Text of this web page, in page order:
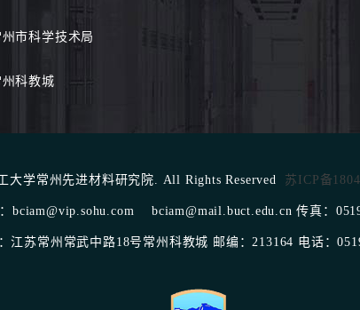
市科学技术局
州科教城
大学常州先进材料研究院. All Rights Reserved 苏ICP备
bciam@vip.sohu.com bciam@mail.buct.edu.cn 传真：
江苏常州常武中路18号常州科教城 邮编：213164 电话：